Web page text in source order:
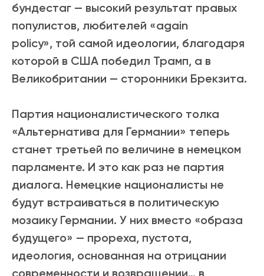
бундестаг — высокий результат правых
популистов, любителей «again
policy», той самой идеологии, благодаря
которой в США победил Трамп, а в
Великобритании — сторонники Брекзита.
Партия националистического толка
«Альтернатива для Германии» теперь
станет третьей по величине в немецком
парламенте. И это как раз не партия
диалога. Немецкие националисты не
будут встраиваться в политическую
мозаику Германии. У них вместо «образа
будущего» — прореха, пустота,
идеология, основанная на отрицании